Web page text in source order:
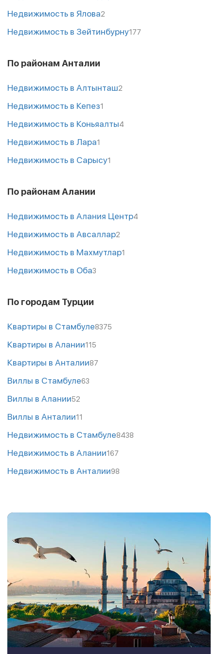
Недвижимость в Ялова2
Недвижимость в Зейтинбурну177
По районам Анталии
Недвижимость в Алтынташ2
Недвижимость в Кепез1
Недвижимость в Коньяалты4
Недвижимость в Лара1
Недвижимость в Сарысу1
По районам Алании
Недвижимость в Алания Центр4
Недвижимость в Авсаллар2
Недвижимость в Махмутлар1
Недвижимость в Оба3
По городам Турции
Квартиры в Стамбуле8375
Квартиры в Алании115
Квартиры в Анталии87
Виллы в Стамбуле63
Виллы в Алании52
Виллы в Анталии11
Недвижимость в Стамбуле8438
Недвижимость в Алании167
Недвижимость в Анталии98